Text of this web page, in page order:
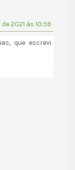
2021 às 10:59
que escrevi